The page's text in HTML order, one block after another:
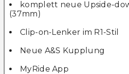
komplett neue Upside-
(37mm)
Clip-on-Lenker im R1-Stil
Neue A&S Kupplung
MyRide App